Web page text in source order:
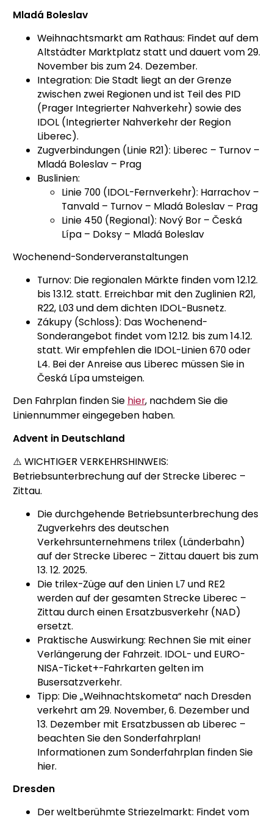
Mladá Boleslav
Weihnachtsmarkt am Rathaus: Findet auf dem
Altstädter Marktplatz statt und dauert vom 29.
November bis zum 24. Dezember.
Integration: Die Stadt liegt an der Grenze
zwischen zwei Regionen und ist Teil des PID
(Prager Integrierter Nahverkehr) sowie des
IDOL (Integrierter Nahverkehr der Region
Liberec).
Zugverbindungen (Linie R21): Liberec – Turnov –
Mladá Boleslav – Prag
Buslinien:
Linie 700 (IDOL-Fernverkehr): Harrachov –
Tanvald – Turnov – Mladá Boleslav – Prag
Linie 450 (Regional): Nový Bor – Česká
Lípa – Doksy – Mladá Boleslav
Wochenend-Sonderveranstaltungen
Turnov: Die regionalen Märkte finden vom 12.12.
bis 13.12. statt. Erreichbar mit den Zuglinien R21,
R22, L03 und dem dichten IDOL-Busnetz.
Zákupy (Schloss): Das Wochenend-
Sonderangebot findet vom 12.12. bis zum 14.12.
statt. Wir empfehlen die IDOL-Linien 670 oder
L4. Bei der Anreise aus Liberec müssen Sie in
Česká Lípa umsteigen.
Den Fahrplan finden Sie hier, nachdem Sie die
Liniennummer eingegeben haben.
Advent in Deutschland
⚠️ WICHTIGER VERKEHRSHINWEIS:
Betriebsunterbrechung auf der Strecke Liberec –
Zittau.
Die durchgehende Betriebsunterbrechung des
Zugverkehrs des deutschen
Verkehrsunternehmens trilex (Länderbahn)
auf der Strecke Liberec – Zittau dauert bis zum
13. 12. 2025.
Die trilex-Züge auf den Linien L7 und RE2
werden auf der gesamten Strecke Liberec –
Zittau durch einen Ersatzbusverkehr (NAD)
ersetzt.
Praktische Auswirkung: Rechnen Sie mit einer
Verlängerung der Fahrzeit. IDOL- und EURO-
NISA-Ticket+-Fahrkarten gelten im
Busersatzverkehr.
Tipp: Die „Weihnachtskometa“ nach Dresden
verkehrt am 29. November, 6. Dezember und
13. Dezember mit Ersatzbussen ab Liberec –
beachten Sie den Sonderfahrplan!
Informationen zum Sonderfahrplan finden Sie
hier.
Dresden
Der weltberühmte Striezelmarkt: Findet vom